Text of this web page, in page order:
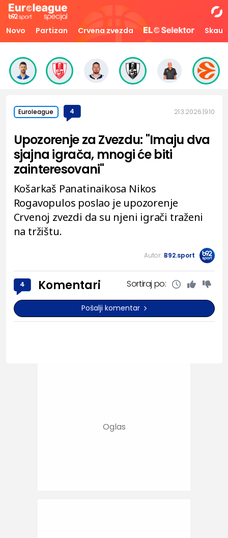
Novo Partizan Crvena zvezda Skaut
Euroleague 4 21.3.2026. 9:10
Upozorenje za Zvezdu: "Imaju dva
sjajna igrača, mnogi će biti
zainteresovani"
Košarkaš Panatinaikosa Nikos
Rogavopulos poslao je upozorenje
Crvenoj zvezdi da su njeni igrači traženi
na tržištu.
Autor: B92.sport
4 Komentari Sortiraj po:
Pošalji komentar